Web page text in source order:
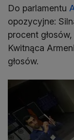
Do parlamentu
opozycyjne:
procent
Kwitnąca
głosów.